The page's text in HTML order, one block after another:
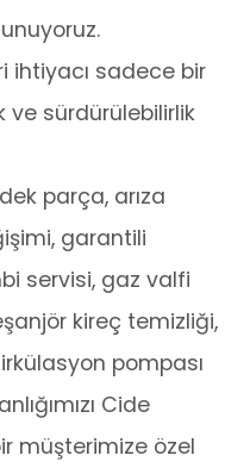
ihtiyacı sadece bir
sürdürülebilirlik
parça, arıza
garantili
servisi, gaz valfi
kireç temizliği,
pompası
Cide
müşterimize özel